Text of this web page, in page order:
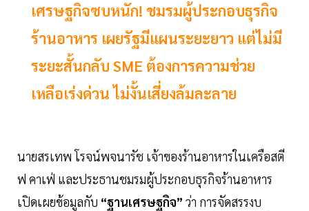
เศรษฐกิจซบหนัก! ชมรมผู้ประกอบธุรกิจ
ร้านอาหาร เผยรัฐมีแผนระยะยาว แต่ไม่มี
ระยะสั้นกลับ SME ต้องการความช่วย
เหลือเร่งด่วน ไม่งั้นเสี่ยงล้มละลาย
นายสรเทพ โรจน์พจนารัช เจ้าของร้านอาหารในเครือสตี
ฟ คาเฟ่ และประธานชมรมผู้ประกอบธุรกิจร้านอาหาร
เปิดเผยข้อมูลกับ “ฐานเศรษฐกิจ” ว่า การจัดสรรงบ